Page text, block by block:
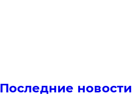
Последние новости